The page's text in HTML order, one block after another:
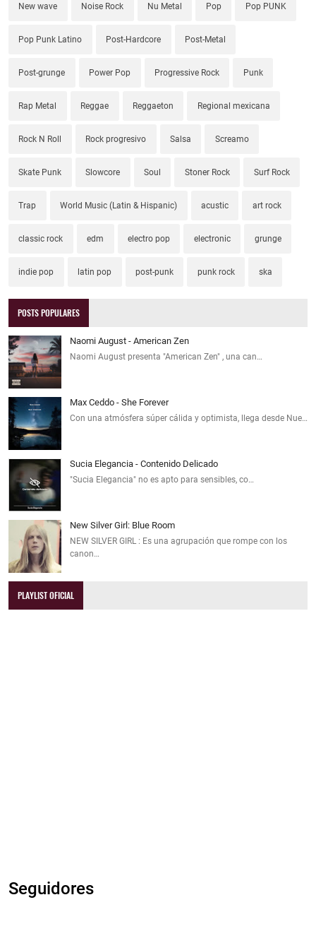
New wave Noise Rock Nu Metal Pop Pop PUNK
Pop Punk Latino Post-Hardcore Post-Metal
Post-grunge Power Pop Progressive Rock Punk
Rap Metal Reggae Reggaeton Regional mexicana
Rock N Roll Rock progresivo Salsa Screamo
Skate Punk Slowcore Soul Stoner Rock Surf Rock
Trap World Music (Latin & Hispanic) acustic art rock
classic rock edm electro pop electronic grunge
indie pop latin pop post-punk punk rock ska
POSTS POPULARES
Naomi August - American Zen
Naomi August presenta "American Zen" , una can…
Max Ceddo - She Forever
Con una atmósfera súper cálida y optimista, llega desde Nue…
Sucia Elegancia - Contenido Delicado
"Sucia Elegancia" no es apto para sensibles, co…
New Silver Girl: Blue Room
NEW SILVER GIRL : Es una agrupación que rompe con los
canon…
PLAYLIST OFICIAL
Seguidores